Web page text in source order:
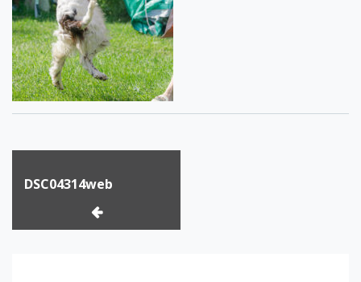
поDSC04314web